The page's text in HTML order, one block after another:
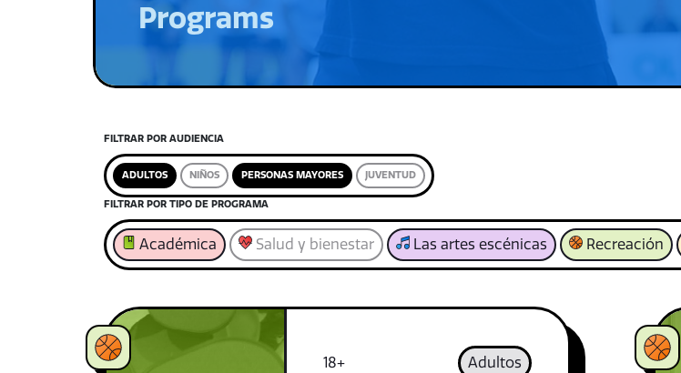
Programs
FILTRAR POR AUDIENCIA
ADULTOS NIÑOS PERSONAS MAYORES JUVENTUD
FILTRAR POR TIPO DE PROGRAMA
Académica Salud y bienestar Las artes escénicas Recreación
18+ Adultos